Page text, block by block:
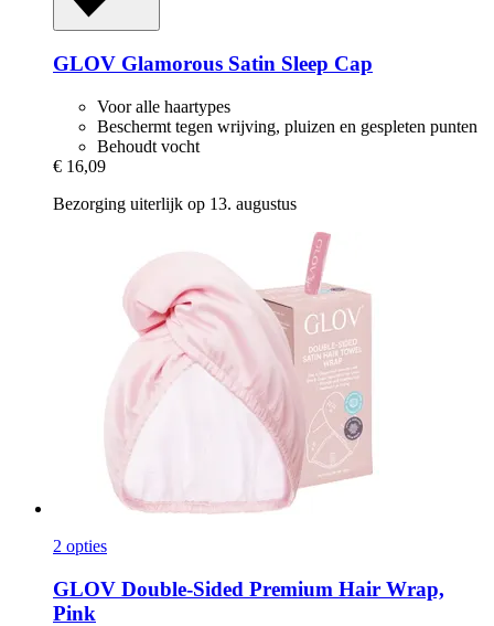
GLOV Glamorous Satin Sleep Cap
Voor alle haartypes
Beschermt tegen wrijving, pluizen en gespleten punten
Behoudt vocht
€ 16,09
Bezorging uiterlijk op 13. augustus
2 opties
GLOV Double-​Sided Premium Hair Wrap,
Pink